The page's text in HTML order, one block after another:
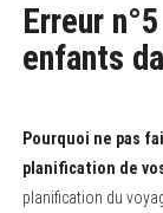
Erreur
enfants
Pourquoi ne pas
planification de
planification du